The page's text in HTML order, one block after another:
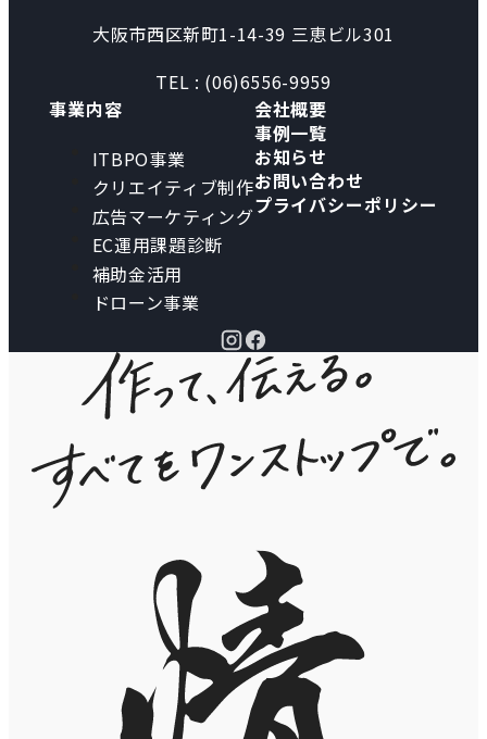
大阪市西区新町1-14-39 三恵ビル301
TEL : (06)6556-9959
事業内容
ITBPO事業
クリエイティブ制作
広告マーケティング
EC運用課題診断
補助金活用
ドローン事業
会社概要
事例一覧
お知らせ
お問い合わせ
プライバシーポリシー